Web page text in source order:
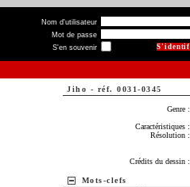
Nom d'utilisateur
Mot de passe
S'en souvenir
Jiho - réf. 0031-0345
Genre :
Caractéristiques :
Résolution :
Crédits du dessin :
Mots-clefs